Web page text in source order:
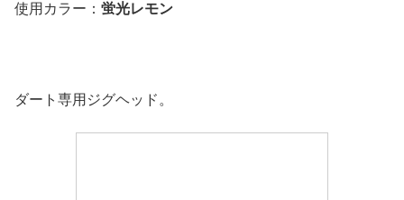
使用カラー： 蛍光レモン
ダート専用ジグヘッド。